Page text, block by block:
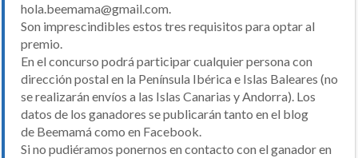
hola.beemama@gmail.com.
Son imprescindibles estos tres requisitos para optar al
premio.
En el concurso podrá participar cualquier persona con
dirección postal en la Península Ibérica e Islas Baleares (no
se realizarán envíos a las Islas Canarias y Andorra). Los
datos de los ganadores se publicarán tanto en el blog
de Beemamá como en Facebook.
Si no pudiéramos ponernos en contacto con el ganador en